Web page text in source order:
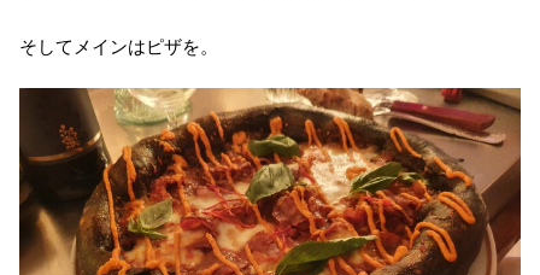
そしてメインはピザを。